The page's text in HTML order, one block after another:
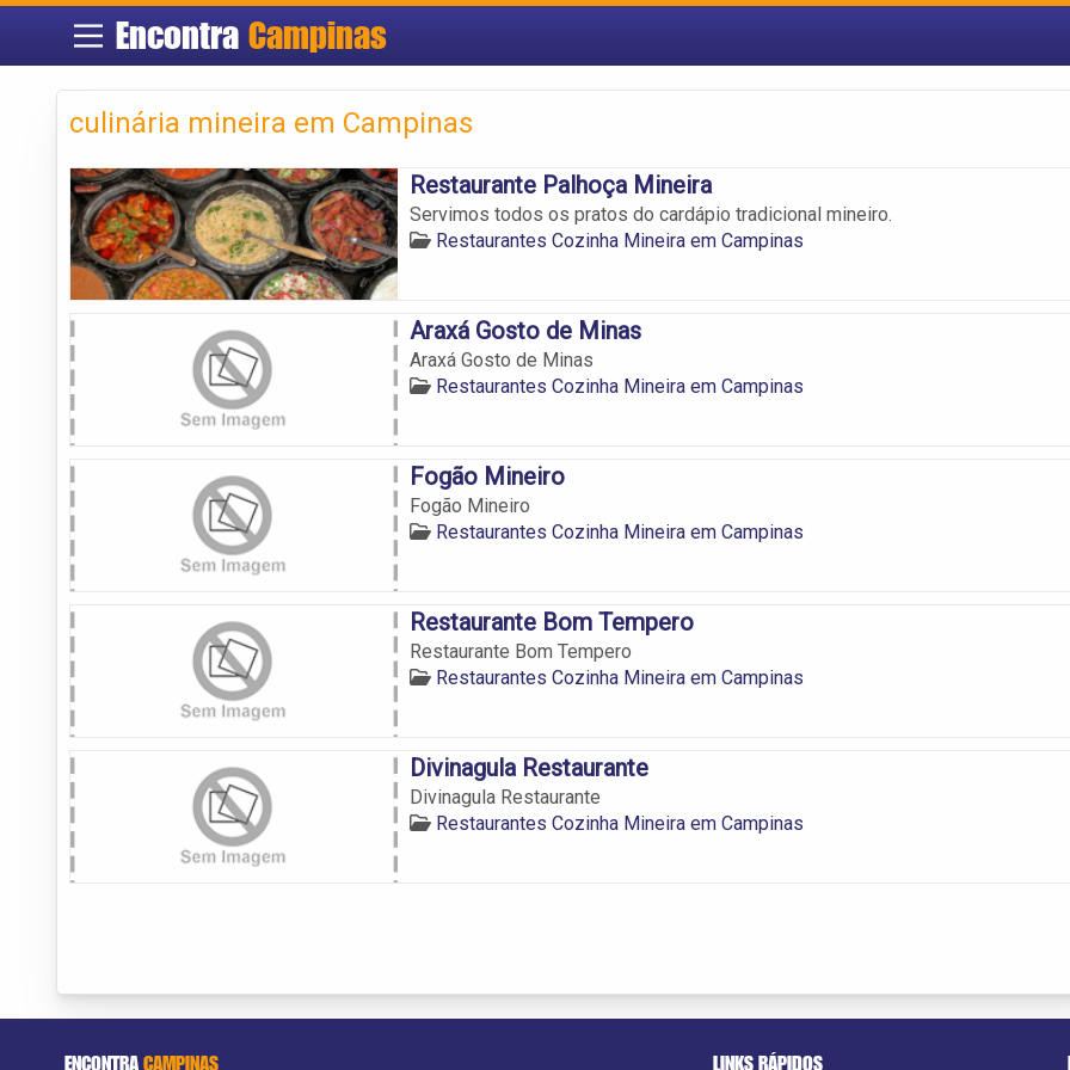
EncontraCampinas
culinária mineira em Campinas
Restaurante Palhoça Mineira
Servimos todos os pratos do cardápio tradicional mineiro.
Restaurantes Cozinha Mineira em Campinas
Araxá Gosto de Minas
Araxá Gosto de Minas
Restaurantes Cozinha Mineira em Campinas
Fogão Mineiro
Fogão Mineiro
Restaurantes Cozinha Mineira em Campinas
Restaurante Bom Tempero
Restaurante Bom Tempero
Restaurantes Cozinha Mineira em Campinas
Divinagula Restaurante
Divinagula Restaurante
Restaurantes Cozinha Mineira em Campinas
ENCONTRACAMPINAS LINKS RÁPIDOS